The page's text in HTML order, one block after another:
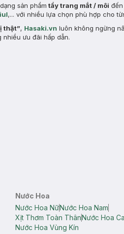
sản phẩm tẩy trang mắt / môi
,... với nhiều lựa chọn phù hợp cho
thật”, Hasaki.vn luôn không ngừng
ưu đãi hấp dẫn.
Nước Hoa
Nước Hoa NữNước Hoa Nam
Xịt Thơm Toàn ThânNước Hoa
Nước Hoa Vùng Kín